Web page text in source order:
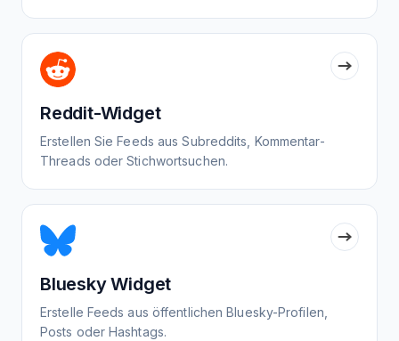
Reddit-Widget
Erstellen Sie Feeds aus Subreddits, Kommentar-
Threads oder Stichwortsuchen.
Bluesky Widget
Erstelle Feeds aus öffentlichen Bluesky-Profilen,
Posts oder Hashtags.